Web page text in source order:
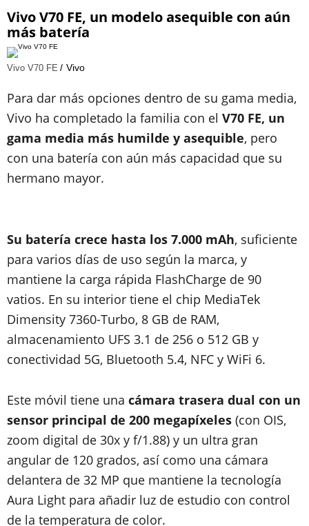
Vivo V70 FE, un modelo asequible con aún
más batería
Vivo V70 FE Vivo
Para dar más opciones dentro de su gama media,
Vivo ha completado la familia con el V70 FE, un
gama media más humilde y asequible, pero
con una batería con aún más capacidad que su
hermano mayor.
Su batería crece hasta los 7.000 mAh, suficiente
para varios días de uso según la marca, y
mantiene la carga rápida FlashCharge de 90
vatios. En su interior tiene el chip MediaTek
Dimensity 7360-Turbo, 8 GB de RAM,
almacenamiento UFS 3.1 de 256 o 512 GB y
conectividad 5G, Bluetooth 5.4, NFC y WiFi 6.
Este móvil tiene una cámara trasera dual con un
sensor principal de 200 megapíxeles (con OIS,
zoom digital de 30x y f/1.88) y un ultra gran
angular de 120 grados, así como una cámara
delantera de 32 MP que mantiene la tecnología
Aura Light para añadir luz de estudio con control
de la temperatura de color.